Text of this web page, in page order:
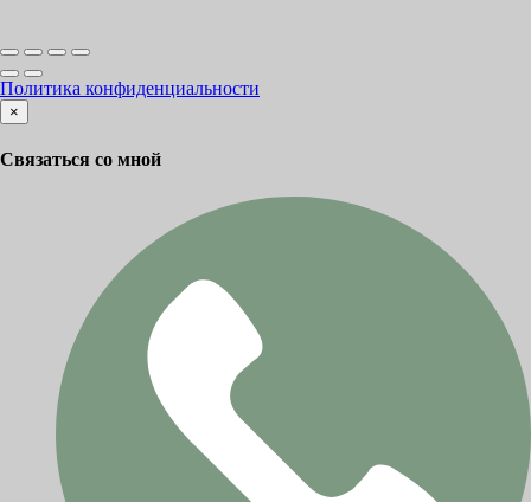
Политика конфиденциальности
×
Связаться со мной